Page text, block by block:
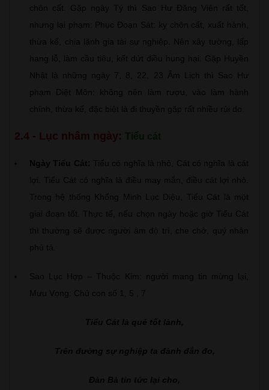
chôn cất. Gặp ngày Tý thì Sao Hư Đăng Viên rất tốt,
nhưng lại phạm: Phục Đoạn Sát: kỵ chôn cất, xuất hành,
thừa kế, chia lãnh gia tài sự nghiệp. Nên xây tường, lấp
hang lỗ, làm cầu tiêu, kết dứt điều hung hại. Gặp Huyền
Nhật là những ngày 7, 8, 22, 23 Âm Lịch thì Sao Hư
phạm Diệt Môn: không nên làm rượu, vào làm hành
chính, thừa kế, đặc biệt là đi thuyền gặp rất nhiều rủi do.
2.4 - Lục nhâm ngày: Tiểu cát
Ngày Tiểu Cát: Tiểu có nghĩa là nhỏ, Cát có nghĩa là cát
lợi. Tiểu Cát có nghĩa là điều may mắn, điều cát lợi nhỏ.
Trong hệ thống Khổng Minh Lục Diệu, Tiểu Cát là một
giai đoạn tốt. Thực tế, nếu chọn ngày hoặc giờ Tiểu Cát
thì thường sẽ được người âm độ trì, che chở, quý nhân
phù tá.
Sao Lục Hợp – Thuộc Kim: người mang tin mừng lại,
Mưu Vọng: Chủ con số 1, 5 , 7
Tiểu Cát là quẻ tốt lành,
Trên đường sự nghiệp ta đành đắn đo,
Đàn Bà tin tức lại cho,